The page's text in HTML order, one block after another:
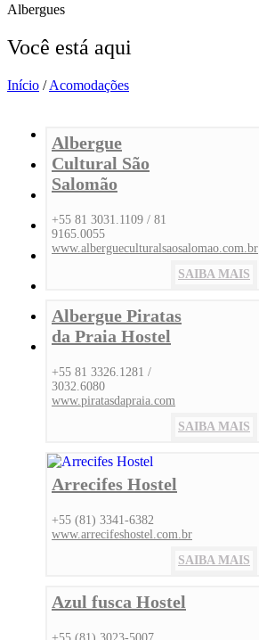
Albergues
Você está aqui
Início /Acomodações
Albergue
Cultural São
Salomão
+55 81 3031.1109 / 81
9165.0055
www.albergueculturalsaosalomao.com.br
SAIBA MAIS
Albergue Piratas
da Praia Hostel
+55 81 3326.1281 /
3032.6080
www.piratasdapraia.com
SAIBA MAIS
Arrecifes Hostel
+55 (81) 3341-6382
www.arrecifeshostel.com.br
SAIBA MAIS
Azul fusca Hostel